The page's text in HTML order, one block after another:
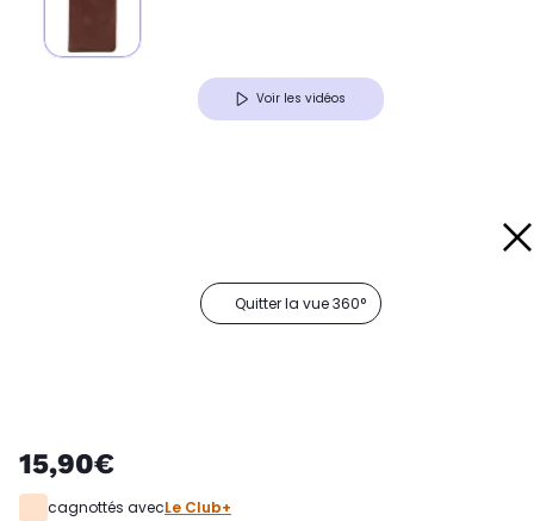
Voir les vidéos
Quitter la vue 360°
15,90€
cagnottés avecLe Club+